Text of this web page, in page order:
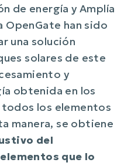
de energía y Amplía
han sido
una solución
solares de este
y
obtenida en los
los elementos
manera, se obtiene
del
que lo